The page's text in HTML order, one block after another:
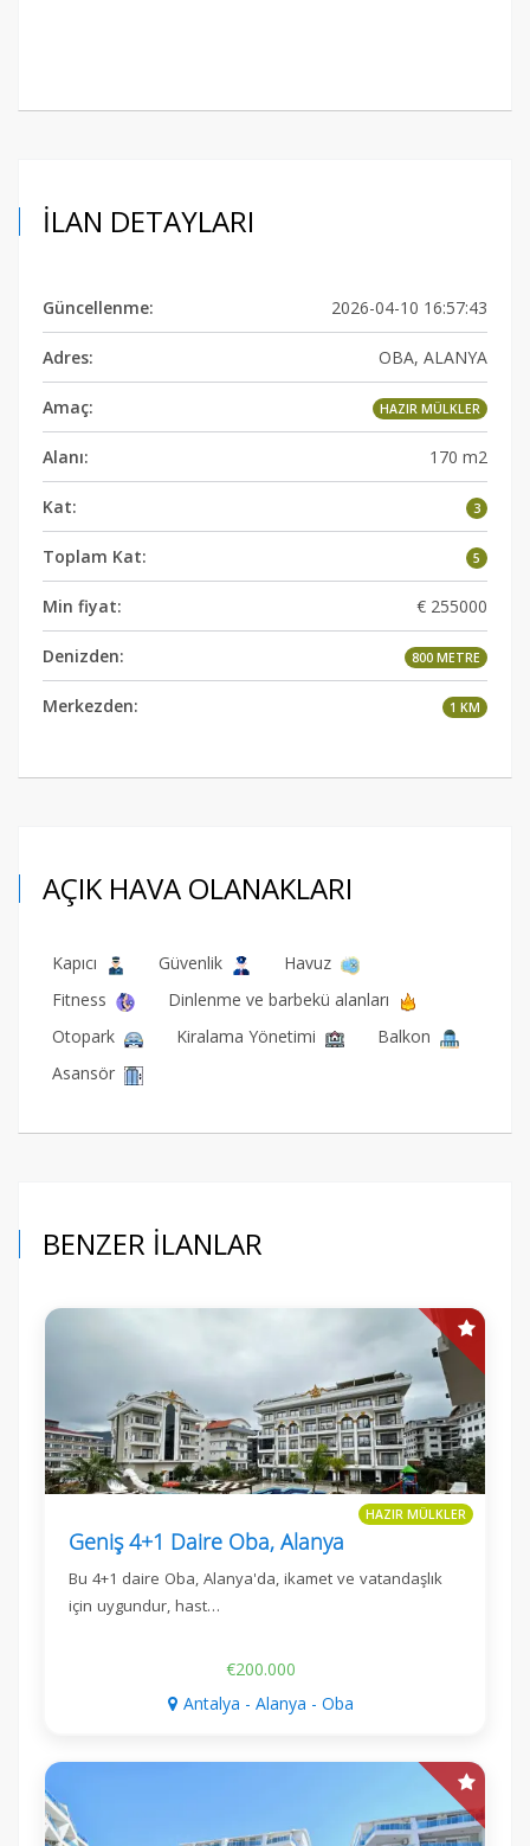
İLAN DETAYLARI
Güncellenme: 2026-04-10 16:57:43
Adres: OBA, ALANYA
Amaç: HAZIR MÜLKLER
Alanı: 170 m2
Kat: 3
Toplam Kat: 5
Min fiyat: € 255000
Denizden: 800 METRE
Merkezden: 1 KM
AÇIK HAVA OLANAKLARI
Kapıcı Güvenlik
Havuz
Fitness
Dinlenme ve barbekü alanları
Otopark
Kiralama Yönetimi
Balkon
Asansör
BENZER İLANLAR
HAZIR MÜLKLER
Geniş 4+1 Daire Oba, Alanya
Bu 4+1 daire Oba, Alanya'da, ikamet ve vatandaşlık
için uygundur, hast…
€200.000
Antalya - Alanya - Oba